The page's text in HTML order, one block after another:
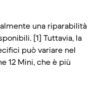
una riparabilità
[1] Tuttavia, la
può variare nel
12 Mini, che è più